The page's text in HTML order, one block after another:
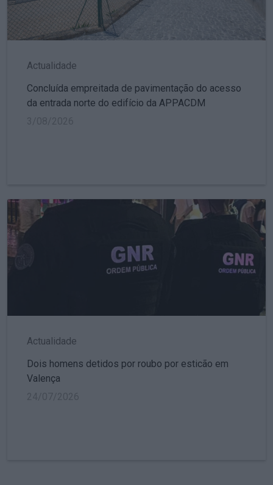
Actualidade
Concluída empreitada de pavimentação do acesso
da entrada norte do edifício da APPACDM
Actualidade
Dois homens detidos por roubo por esticão em
Valença